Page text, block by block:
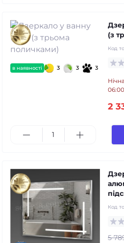
в наявності 3 3 3
(з
Код
2
Код
5